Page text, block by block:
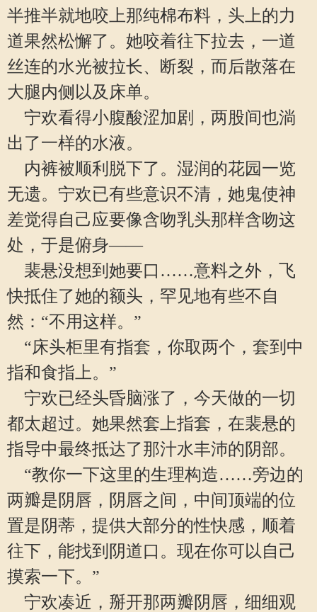
半推半就地咬上那纯棉布料，头上的力
道果然松懈了。她咬着往下拉去，一道
丝连的水光被拉长、断裂，而后散落在
大腿内侧以及床单。
宁欢看得小腹酸涩加剧，两股间也淌
出了一样的水液。
内裤被顺利脱下了。湿润的花园一览
无遗。宁欢已有些意识不清，她鬼使神
差觉得自己应要像含吻乳头那样含吻这
处，于是俯身——
裴悬没想到她要口……意料之外，飞
快抵住了她的额头，罕见地有些不自
然：“不用这样。”
“床头柜里有指套，你取两个，套到中
指和食指上。”
宁欢已经头昏脑涨了，今天做的一切
都太超过。她果然套上指套，在裴悬的
指导中最终抵达了那汁水丰沛的阴部。
“教你一下这里的生理构造……旁边的
两瓣是阴唇，阴唇之间，中间顶端的位
置是阴蒂，提供大部分的性快感，顺着
往下，能找到阴道口。现在你可以自己
摸索一下。”
宁欢凑近，掰开那两瓣阴唇，细细观